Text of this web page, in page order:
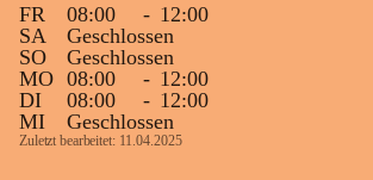
FR
08:00 - 12:00
SA
Geschlossen
SO
Geschlossen
MO 08:00 - 12:00
DI
08:00 - 12:00
MI
Geschlossen
Zuletzt bearbeitet: 11.04.2025